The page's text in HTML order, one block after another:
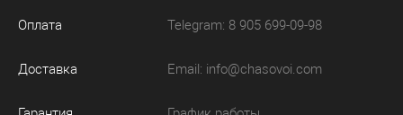
Оплата
Доставка
Telegram: 8 905 699-09-98
Email: info@chasovoi.com